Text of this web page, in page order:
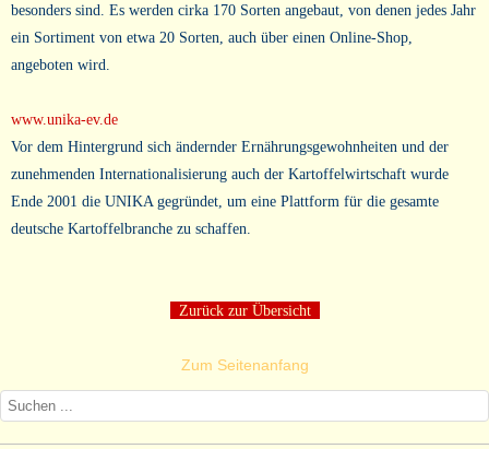
besonders sind. Es werden cirka 170 Sorten angebaut, von denen jedes Jahr
ein Sortiment von etwa 20 Sorten, auch über einen Online-Shop,
angeboten wird.
www.unika-ev.de
Vor dem Hintergrund sich ändernder Ernährungsgewohnheiten und der
zunehmenden Internationalisierung auch der Kartoffelwirtschaft wurde
Ende 2001 die UNIKA gegründet, um eine Plattform für die gesamte
deutsche Kartoffelbranche zu schaffen.
Zurück zur Übersicht
Zum Seitenanfang